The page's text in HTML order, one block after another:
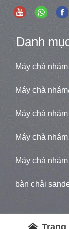
Danh
Máy chà
Máy chà
Máy chà
Máy chà
Máy chà
bàn chải
Trang